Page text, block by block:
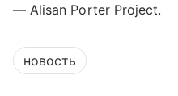
— Alisan Porter Project.
новость